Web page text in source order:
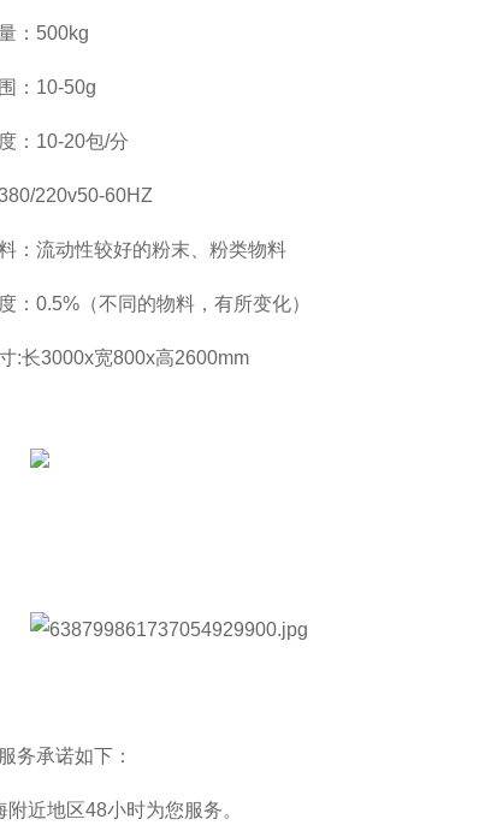
：500kg
：10-50g
：10-20包/分
220v50-60HZ
：流动性较好的粉末、粉类物料
：0.5%（不同的物料，有所变化）
:长3000x宽800x高2600mm
务承诺如下：
附近地区48小时为您服务。